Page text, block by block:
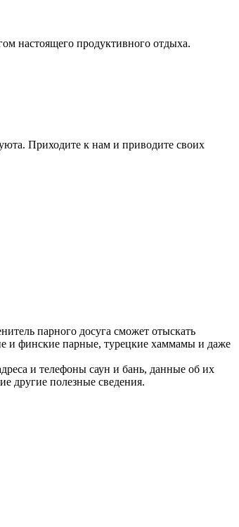
настоящего продуктивного отдыха.
Приходите к нам и приводите своих
парного досуга сможет отыскать
и финские парные, турецкие хаммамы и даже
и телефоны саун и бань, данные об их
другие полезные сведения.